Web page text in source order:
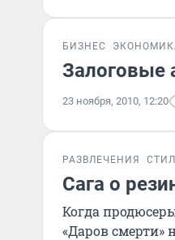
БИЗНЕС
Залоговые
23 ноября, 2010, 12:20
РАЗВЛЕЧЕНИЯ
Сага о
Когда
«Даров смерти»